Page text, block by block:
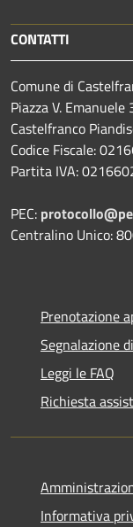
CONTATTI
Comune di
Piazza V.
Castelfranco
Codice Fiscale:
Partita IVA:
PEC:
Centralino Unico:
Prenotazione
Segnalazione
Leggi le FAQ
Richiesta
Informativa